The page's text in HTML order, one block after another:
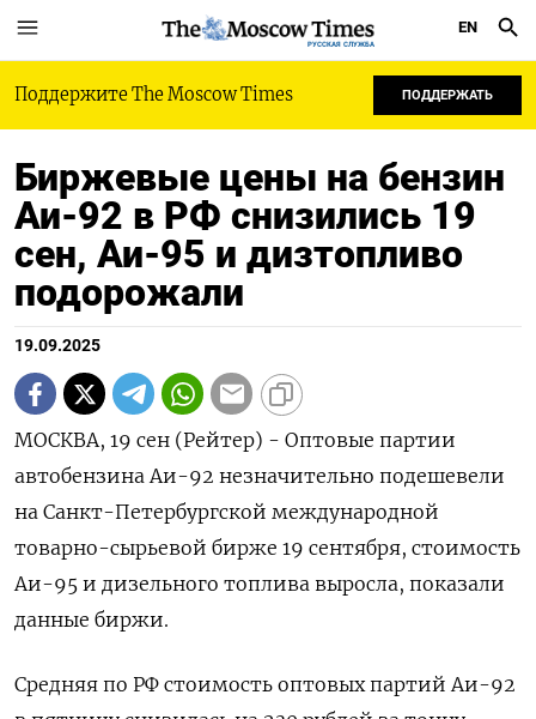
РУССКАЯ СЛУЖБА
EN
Поддержите The Moscow Times ПОДДЕРЖАТЬ
Биржевые цены на бензин
Аи-92 в РФ снизились 19
сен, Аи-95 и дизтопливо
подорожали
19.09.2025
МОСКВА, 19 сен (Рейтер) - Оптовые партии
автобензина Аи-92 незначительно подешевели
на Санкт-Петербургской международной
товарно-сырьевой бирже 19 сентября, стоимость
Аи-95 и дизельного топлива выросла, показали
данные биржи.
Средняя по РФ стоимость оптовых партий Аи-92